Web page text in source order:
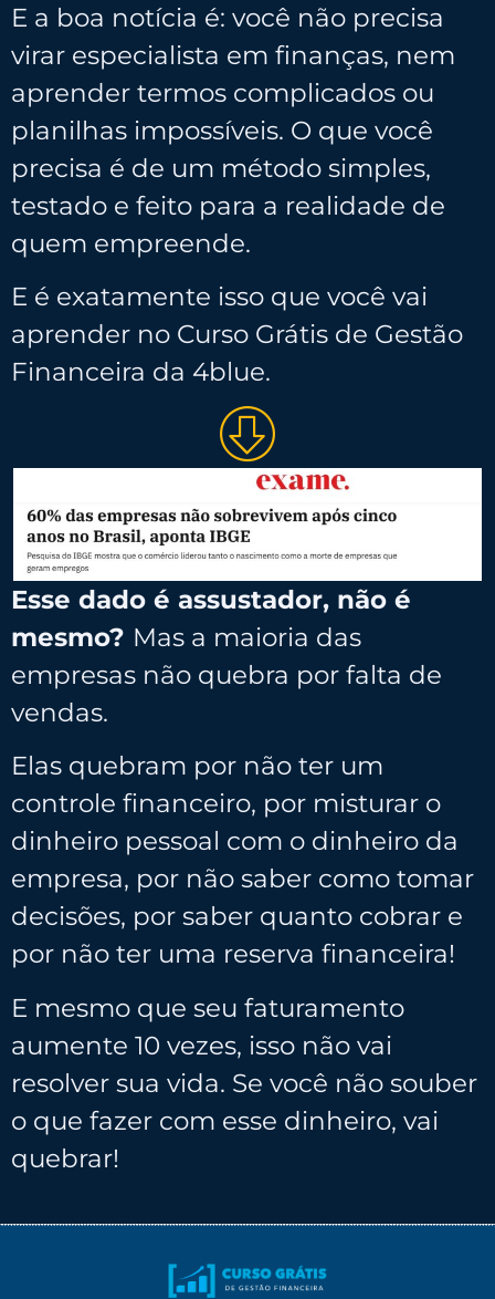
E a boa notícia é: você não precisa
virar especialista em finanças, nem
aprender termos complicados ou
planilhas impossíveis. O que você
precisa é de um método simples,
testado e feito para a realidade de
quem empreende.
E é exatamente isso que você vai
aprender no Curso Grátis de Gestão
Financeira da 4blue.
Esse dado é assustador, não é
mesmo? Mas a maioria das
empresas não quebra por falta de
vendas.
Elas quebram por não ter um
controle financeiro, por misturar o
dinheiro pessoal com o dinheiro da
empresa, por não saber como tomar
decisões, por saber quanto cobrar e
por não ter uma reserva financeira!
E mesmo que seu faturamento
aumente 10 vezes, isso não vai
resolver sua vida. Se você não souber
o que fazer com esse dinheiro, vai
quebrar!